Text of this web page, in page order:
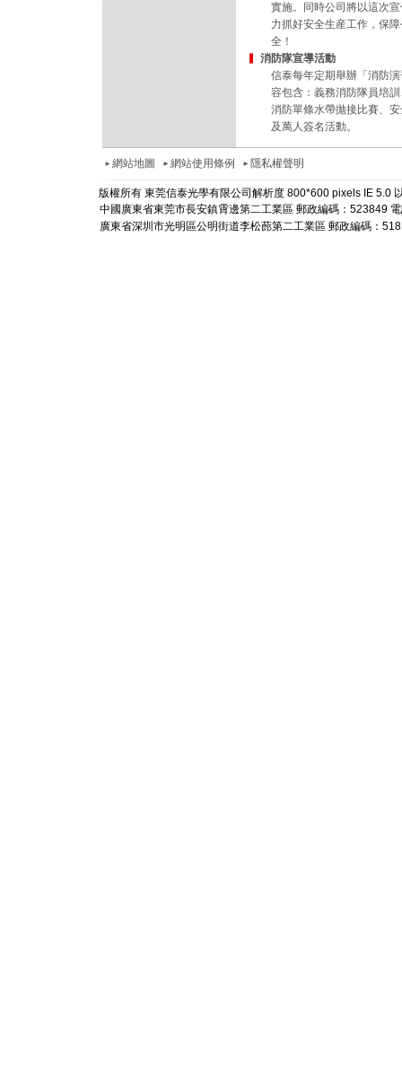
實施。同時公司將以這次
力抓好安全生産工作，保
全！
消防隊宣導活動
信泰每年定期舉辦「消防
容包含：義務消防隊員培
消防單條水帶拋接比賽、
及萬人簽名活動。
網站地圖 網站使用條例 隱私權聲明
版權所有 東莞信泰光學有限公司解析度 800*600 pixels IE 5.0
中國廣東省東莞市長安鎮霄邊第二工業區 郵政編碼：523849
廣東省深圳市光明區公明街道李松蓢第二工業區 郵政編碼：